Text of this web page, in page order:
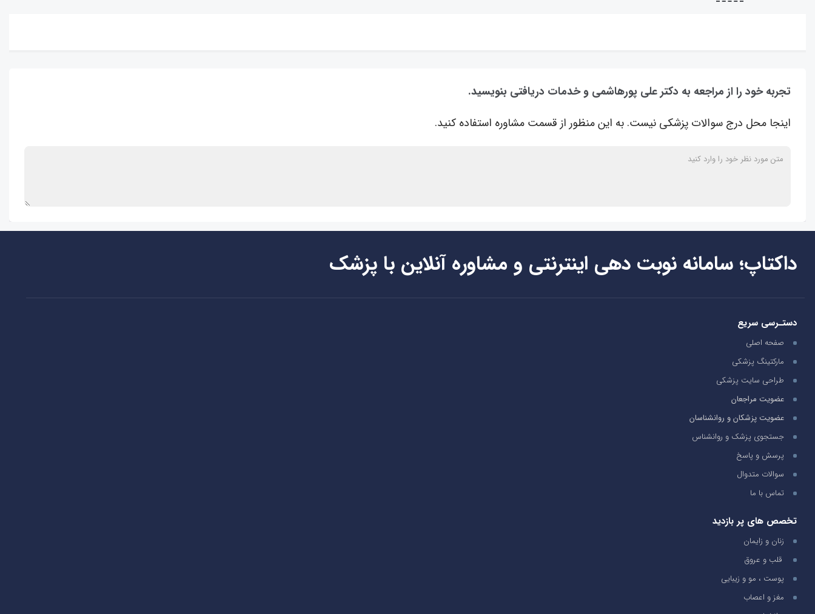
تجربه خود را از مراجعه به دکتر علی پورهاشمی و خدمات دریافتی بنویسید.
اینجا محل درج سوالات پزشکی نیست. به این منظور از قسمت مشاوره استفاده کنید.
داکتاپ؛ سامانه نوبت دهی اینترنتی و مشاوره آنلاین با پزشک
دستـرسی سریع
صفحه اصلی
مارکتینگ پزشکی
طراحی سایت پزشکی
عضویت مراجعان
عضویت پزشکان و روانشناسان
جستجوی پزشک و روانشناس
پرسش و پاسخ
سوالات متدوال
تماس با ما
تخصص های پر بازدید
زنان و زایمان
قلب و عروق
پوست ، مو و زیبایی
مغز و اعصاب